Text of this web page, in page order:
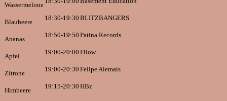
Wassermelone
Blaubeere
18:30-19:30 BLITZBANGERS
Ananas
18:50-19:50 Patina Records
Apfel
19:00-20:00 Filow
Zitrone
19:00-20:30 Felipe Alemais
Himbeere
19:15-20:30 HBz